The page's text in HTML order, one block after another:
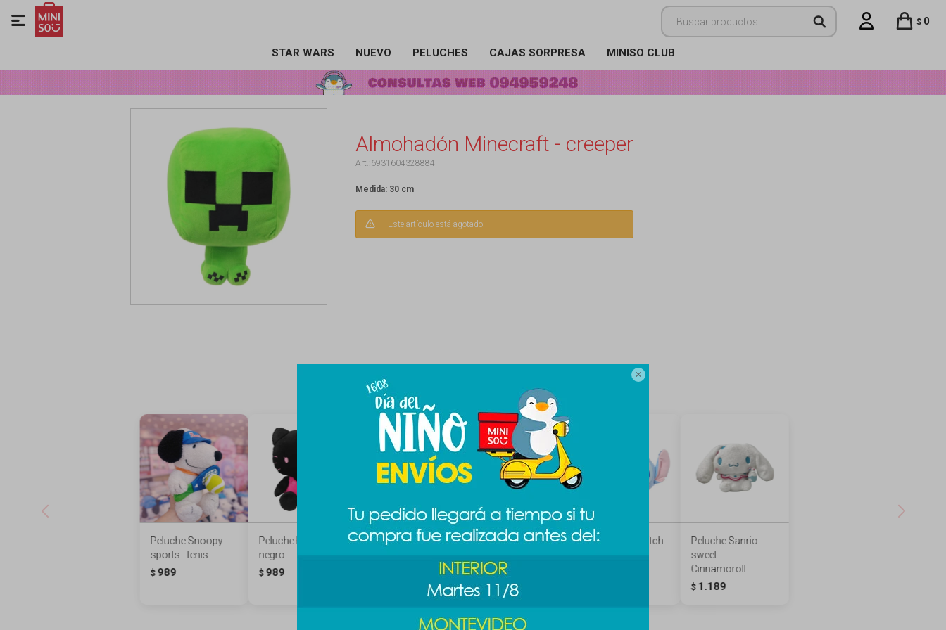

STAR WARS NUEVO PELUCHES CAJAS SORPRESA MINISO CLUB
$ 0

Almohadón Minecraft - creeper
6931604328884
Medida: 30 cm
Este artículo está agotado.
Productos que te pueden interesar
Peluche Snoopy
sports - tenis
$ 989
Peluche Hello kitty -
negro
$ 989
Peluche Jurassic
Peluche
Tristeza
$ 1.189
Almohadón Stitch
Peluche Sanrio
sweet -
Cinnamoroll
$ 1.189